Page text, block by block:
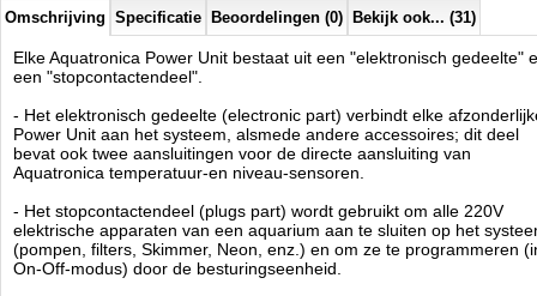
Afmetingen 44,7 x 6,5 x 8,2 cm
PLUGS STANDARD Europa
Aquatronica
Manufactured by:Aquatronica
Model:
ACQ-012
Product ID:
178 189.95 189.95 Available from:Aquariumonderdelen.nl 2026-08-17
Pre-OrderNew
Omschrijving Specificatie Beoordelingen (0) Bekijk ook... (31)
Elke Aquatronica Power Unit bestaat uit een "elektronisch gedeelte"
een "stopcontactendeel".
- Het elektronisch gedeelte (electronic part) verbindt elke
Power Unit aan het systeem, alsmede andere accessoires; dit deel
bevat ook twee aansluitingen voor de directe aansluiting van
Aquatronica temperatuur-en niveau-sensoren.
- Het stopcontactendeel (plugs part) wordt gebruikt om alle 220V
elektrische apparaten van een aquarium aan te sluiten op het
(pompen, filters, Skimmer, Neon, enz.) en om ze te programmeren
On-Off-modus) door de besturingseenheid.